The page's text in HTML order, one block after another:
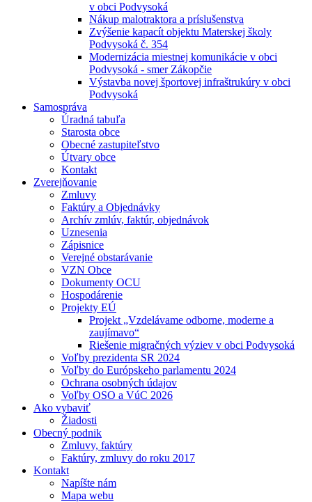
v obci Podvysoká
Nákup malotraktora a príslušenstva
Zvýšenie kapacít objektu Materskej školy
Podvysoká č. 354
Modernizácia miestnej komunikácie v obci
Podvysoká - smer Zákopčie
Výstavba novej športovej infraštrukúry v obci
Podvysoká
Samospráva
Úradná tabuľa
Starosta obce
Obecné zastupiteľstvo
Útvary obce
Kontakt
Zverejňovanie
Zmluvy
Faktúry a Objednávky
Archív zmlúv, faktúr, objednávok
Uznesenia
Zápisnice
Verejné obstarávanie
VZN Obce
Dokumenty OCU
Hospodárenie
Projekty EÚ
Projekt „Vzdelávame odborne, moderne a
zaujímavo“
Riešenie migračných výziev v obci Podvysoká
Voľby prezidenta SR 2024
Voľby do Európskeho parlamentu 2024
Ochrana osobných údajov
Voľby OSO a VúC 2026
Ako vybaviť
Žiadosti
Obecný podnik
Zmluvy, faktúry
Faktúry, zmluvy do roku 2017
Kontakt
Napíšte nám
Mapa webu